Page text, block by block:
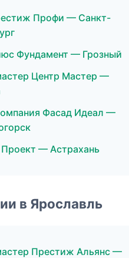
Профи — Санкт-
Фундамент — Грозный
Центр Мастер —
Фасад Идеал —
— Астрахань
в Ярославль
Престиж Альянс —